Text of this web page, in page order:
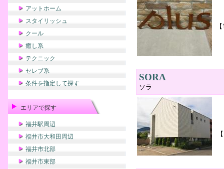
アットホーム
スタイリッシュ
クール
癒し系
テクニック
セレブ系
条件を指定して探す
エリアで探す
福井駅周辺
福井市大和田周辺
福井市北部
福井市東部
SORA
ソラ